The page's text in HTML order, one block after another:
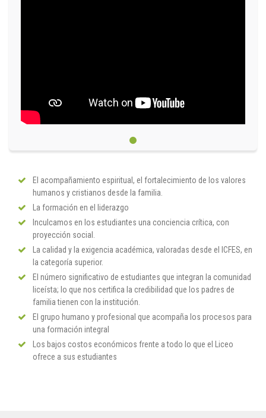
El acompañamiento espiritual, el fortalecimiento de los valores
humanos y cristianos desde la familia.
La formación en el liderazgo
Inculcamos en los estudiantes una conciencia crítica, con
proyección social.
La calidad y la exigencia académica, valoradas desde el ICFES, en
la categoría superior.
El número significativo de estudiantes que integran la comunidad
liceísta; lo que nos certifica la credibilidad que los padres de
familia tienen con la institución.
El grupo humano y profesional que acompaña los procesos para
una formación integral
Los bajos costos económicos frente a todo lo que el Liceo
ofrece a sus estudiantes